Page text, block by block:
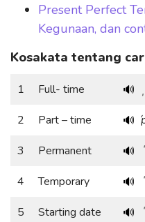
Present Perfect
Kegunaan, dan
Kosakata tentang
1 Full- time 🔊
2
Part – time 🔊
3
Permanent 🔊
4
Temporary 🔊
5
Starting date 🔊